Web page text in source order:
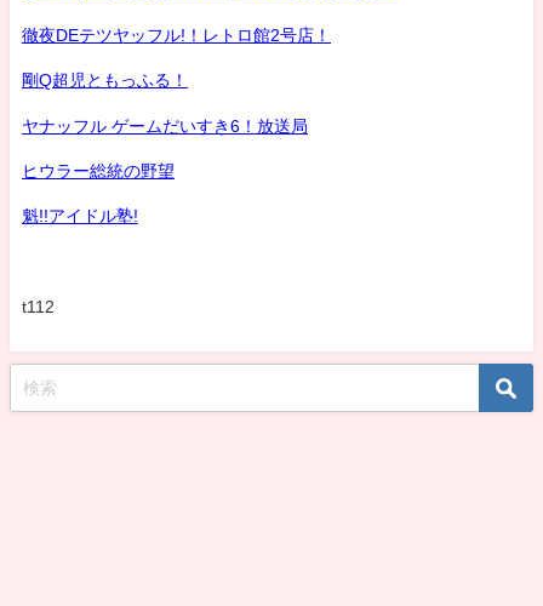
徹夜DEテツヤッフル!！レトロ館2号店！
剛Q超児ともっふる！
ヤナッフル ゲームだいすき6！放送局
ヒウラー総統の野望
魁!!アイドル塾!
t112